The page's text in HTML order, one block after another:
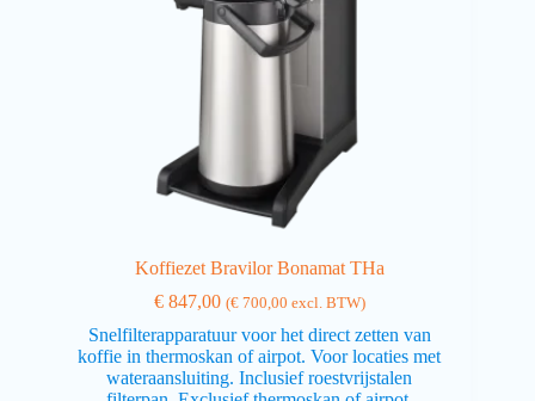
Koffiezet Bravilor Bonamat THa
€847,00 (€700,00 excl. BTW)
Snelfilterapparatuur voor het direct zetten van
koffie in thermoskan of airpot. Voor locaties met
wateraansluiting. Inclusief roestvrijstalen